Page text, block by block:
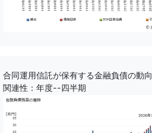
合同運用信託が保有する金融負債の動向
関連性：年度--四半期